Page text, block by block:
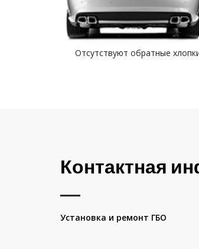
Отсутствуют обратные
Контактная
Установка и ремонт ГБО